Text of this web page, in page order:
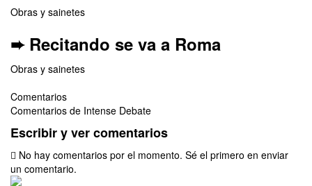
Obras y sainetes
➨ Recitando se va a Roma
Obras y sainetes
Comentarios
Comentarios de Intense Debate
Escribir y ver comentarios
No hay comentarios por el momento. Sé el primero en enviar
un comentario.